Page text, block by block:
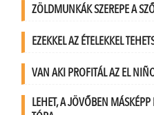
ZÖLDMUNKÁK SZEREPE A
EZEKKEL AZ ÉTELEKKEL
VAN AKI PROFITÁL AZ EL
LEHET, A JÖVŐBEN